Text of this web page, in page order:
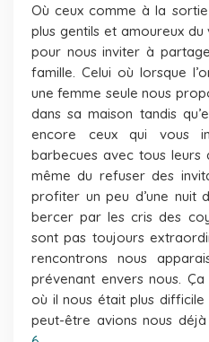
Où ceux comme à la
plus gentils et amoureux
pour nous inviter à
famille. Celui où lorsque
une femme seule nous
dans sa maison tandis
encore ceux qui vous
barbecues avec tous leurs
même du refuser des
profiter un peu d’une nuit
bercer par les cris des
sont pas toujours
rencontrons nous
prévenant envers nous.
où il nous était plus difficile
peut-être avions nous déjà